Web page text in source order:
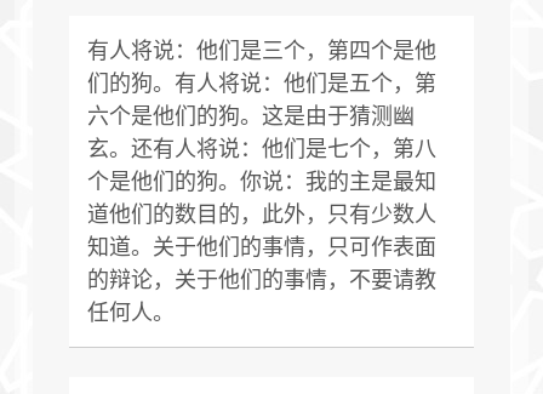
有人将说：他们是三个，第四个是他
们的狗。有人将说：他们是五个，第
六个是他们的狗。这是由于猜测幽
玄。还有人将说：他们是七个，第八
个是他们的狗。你说：我的主是最知
道他们的数目的，此外，只有少数人
知道。关于他们的事情，只可作表面
的辩论，关于他们的事情，不要请教
任何人。